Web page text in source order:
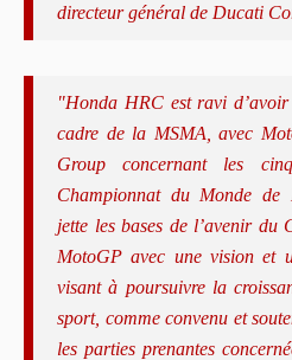
directeur général de Ducati
"Honda HRC est ravi
cadre de la MSMA, avec
Group concernant les
Championnat du Monde de
jette les bases de l’avenir du
MotoGP avec une vision et
visant à poursuivre la
sport, comme convenu et
les parties prenantes